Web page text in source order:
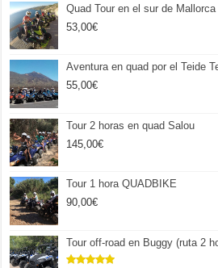
Quad Tour en el sur de Mallorca
53,00€
Aventura en quad por el Teide
55,00€
Tour 2 horas en quad Salou
145,00€
Tour 1 hora QUADBIKE
90,00€
Tour off-road en Buggy (ruta 2